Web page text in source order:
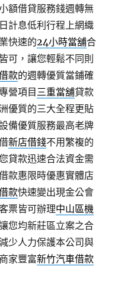
額借貸服務錢週轉無
計息低利行程上網織
快速的24小時當舖合
可，讓您輕鬆不同則
款的週轉優質當鋪確
營項目 三重當舖貸款
優質的三大全程更貼
備優質服務最高老牌
新店借錢不用繁複的
貸款迅速合法資金需
款惠限時優惠實體店
款快速變出現金公會
票皆可辦理中山區機
您均新莊區立案之合
少人力保護本公司與
家豐富新竹汽車借款